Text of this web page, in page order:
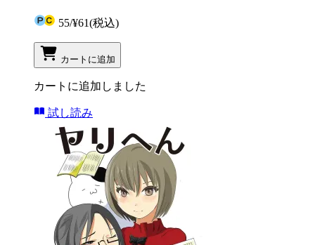
55/¥61(税込)
カートに追加
カートに追加しました
試し読み